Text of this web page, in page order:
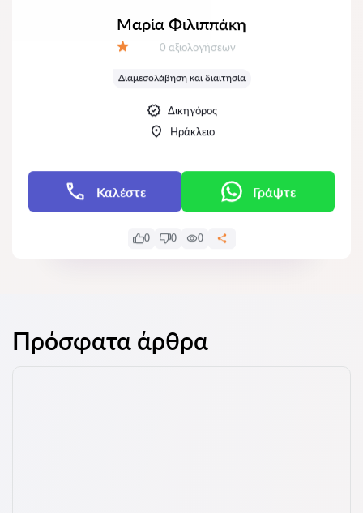
Μαρία Φιλιππάκη
Αξιολογήσεις:
0 αξιολογήσεων
Διαμεσολάβηση και διαιτησία
Δικηγόρος
Ηράκλειο
Καλέστε Γράψτε
0 0 0
Πρόσφατα άρθρα